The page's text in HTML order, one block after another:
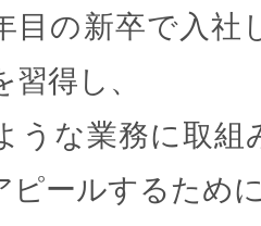
目の新卒で入
得し、
うな業務に取組
ピールするため